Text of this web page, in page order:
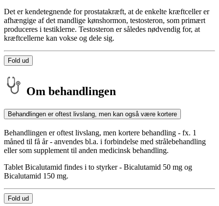
Det er kendetegnende for prostatakræft, at de enkelte kræftceller er
afhængige af det mandlige kønshormon, testosteron, som primært
produceres i testiklerne. Testosteron er således nødvendig for, at
kræftcellerne kan vokse og dele sig.
Fold ud
Om behandlingen
Behandlingen er oftest livslang, men kan også være kortere
Behandlingen er oftest livslang, men kortere behandling - fx. 1
måned til få år - anvendes bl.a. i forbindelse med strålebehandling
eller som supplement til anden medicinsk behandling.
Tablet Bicalutamid findes i to styrker - Bicalutamid 50 mg og
Bicalutamid 150 mg.
Fold ud